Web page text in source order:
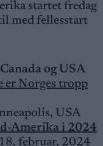
startet fredag
med fellesstart
og USA
er Norges tropp
USA
Amerika i 2024
februar, 2024